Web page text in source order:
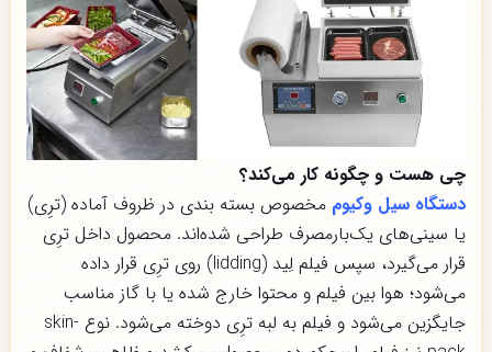
چی هست و چگونه کار می‌کند؟
دستگاه سیل وکیوم مخصوص بسته بندی در ظروف آماده (ترِی)
یا سینی‌های یک‌بارمصرف طراحی شده‌اند. محصول داخل ترِی
قرار می‌گیرد، سپس فیلم لِید (lidding) روی ترِی قرار داده
می‌شود؛ هوا بین فیلم و محتوا خارج شده یا با گاز مناسب
جایگزین می‌شود و فیلم به لبه ترِی دوخته می‌شود. نوع skin-